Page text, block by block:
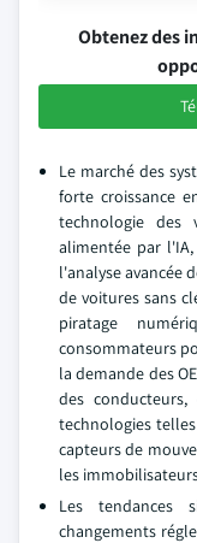
Obtenez des
Le marché des
forte croissance
technologie des
alimentée par
l'analyse avancée
de voitures sans
piratage
consommateurs
la demande des
des
technologies
capteurs de
les
Les tendances
changements